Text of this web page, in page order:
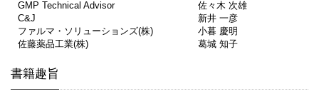
GMP Technical Advisor
佐々木 次雄
C&J
新井 一彦
ファルマ・ソリューションズ(株)
小暮 慶明
佐藤薬品工業(株)
葛城 知子
書籍趣旨